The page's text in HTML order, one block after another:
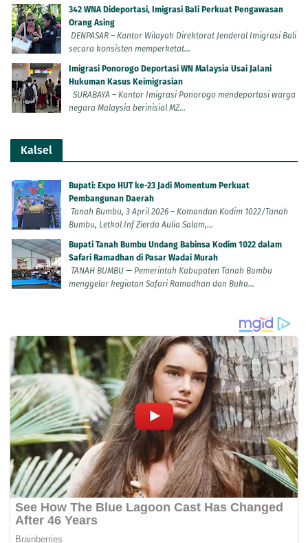
342 WNA Dideportasi, Imigrasi Bali Perkuat Pengawasan
Orang Asing
DENPASAR – Kantor Wilayah Direktorat Jenderal Imigrasi Bali
secara konsisten memperketat...
Imigrasi Ponorogo Deportasi WN Malaysia Usai Jalani
Hukuman Kasus Keimigrasian
SURABAYA – Kantor Imigrasi Ponorogo mendeportasi warga
negara Malaysia berinisial MZ...
Kalsel
Bupati: Expo HUT ke-23 Jadi Momentum Perkuat
Pembangunan Daerah
Tanah Bumbu, 3 April 2026 – Komandan Kodim 1022/Tanah
Bumbu, Letkol Inf Zierda Aulia Salam,...
Bupati Tanah Bumbu Undang Babinsa Kodim 1022 dalam
Safari Ramadhan di Pasar Wadai Murah
TANAH BUMBU — Pemerintah Kabupaten Tanah Bumbu
menggelar kegiatan Safari Ramadhan dan Buka...